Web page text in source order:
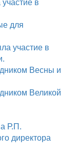
в
для
участие в
Весны и
Великой
Р.П.
директора